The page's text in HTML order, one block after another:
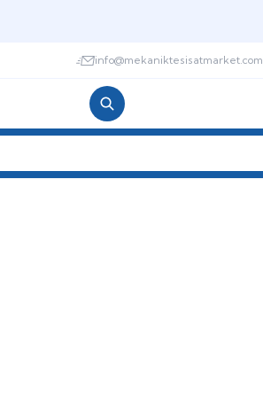
info@mekaniktesisatmarket.com